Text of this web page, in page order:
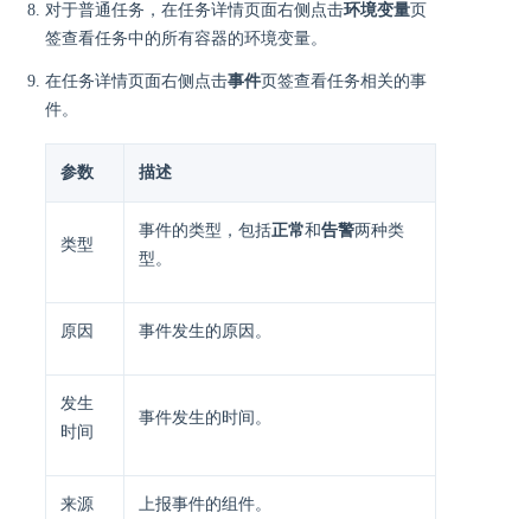
对于普通任务，在任务详情页面右侧点击环境变量页
签查看任务中的所有容器的环境变量。
在任务详情页面右侧点击事件页签查看任务相关的事
件。
参数 描述
类型
事件的类型，包括正常和告警两种类
型。
原因 事件发生的原因。
发生
时间
事件发生的时间。
来源 上报事件的组件。